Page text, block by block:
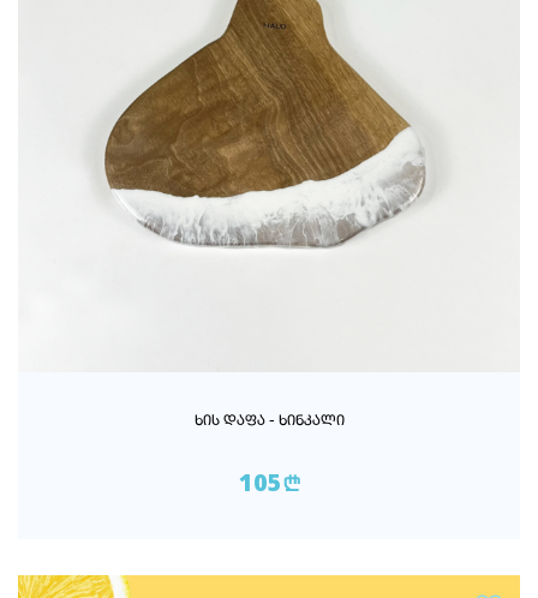
ᲮᲘᲡ ᲓᲐᲤᲐ - ᲮᲘᲜᲙᲐᲚᲘ
105n